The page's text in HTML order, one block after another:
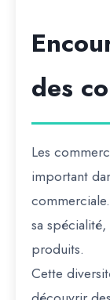
des
Les
important
sa
produits.
Cette